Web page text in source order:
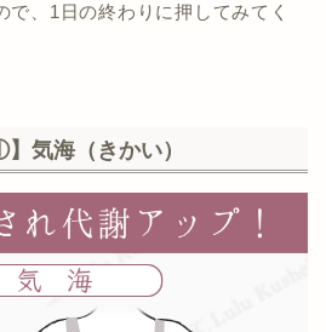
で、1日の終わりに押してみてく
気海（きかい）